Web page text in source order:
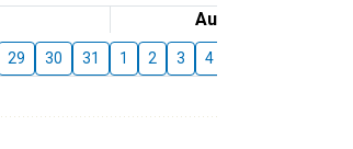
August
29 30 31 1 2 3 4